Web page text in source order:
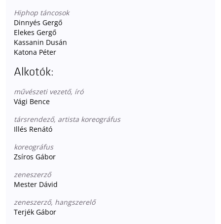
Hiphop táncosok
Dinnyés Gergő
Elekes Gergő
Kassanin Dusán
Katona Péter
Alkotók:
művészeti vezető, író
Vági Bence
társrendező, artista koreográfus
Illés Renátó
koreográfus
Zsíros Gábor
zeneszerző
Mester Dávid
zeneszerző, hangszerelő
Terjék Gábor